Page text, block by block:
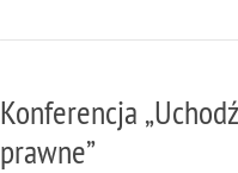
Konferencja
prawne”